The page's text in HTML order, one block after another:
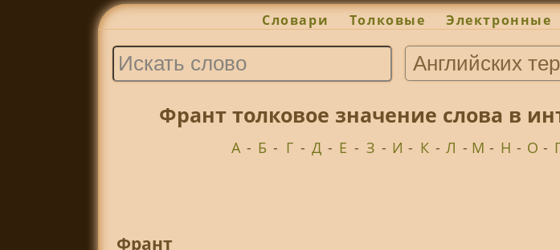
Словари Толковые Электронные
Франт толковое значение слова в
А - Б - Г - Д - Е - З - И - К - Л - М - Н - О -
Франт